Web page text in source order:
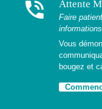
phone_in_talk Attente
Faire
Vous
bougez et